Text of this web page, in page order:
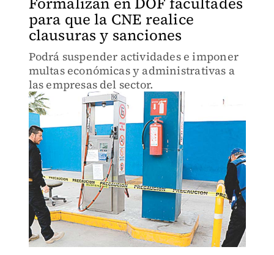
para que la CNE realice
clausuras y sanciones
Podrá suspender actividades e imponer
multas económicas y administrativas a
las empresas del sector.